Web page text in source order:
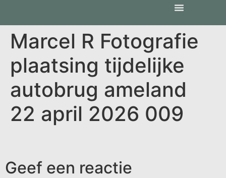
Marcel R Fotografie
plaatsing tijdelijke
autobrug ameland
22 april 2026 009
Geef een reactie